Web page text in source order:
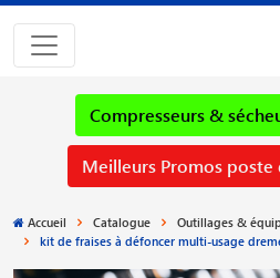
Compresseurs &
Meilleurs Promos poste
Accueil Catalogue Outillages &
kit de fraises à défoncer multi-usage